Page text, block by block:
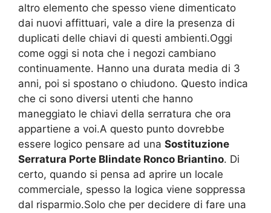
altro elemento che spesso viene dimenticato
dai nuovi affittuari, vale a dire la presenza di
duplicati delle chiavi di questi ambienti.Oggi
come oggi si nota che i negozi cambiano
continuamente. Hanno una durata media di 3
anni, poi si spostano o chiudono. Questo indica
che ci sono diversi utenti che hanno
maneggiato le chiavi della serratura che ora
appartiene a voi.A questo punto dovrebbe
essere logico pensare ad una Sostituzione
Serratura Porte Blindate Ronco Briantino. Di
certo, quando si pensa ad aprire un locale
commerciale, spesso la logica viene soppressa
dal risparmio.Solo che per decidere di fare una